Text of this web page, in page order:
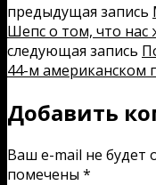
предыдущая запись
Шепс о том, что нас
следующая запись
44-м американском
Добавить
Ваш e-mail не будет
помечены *